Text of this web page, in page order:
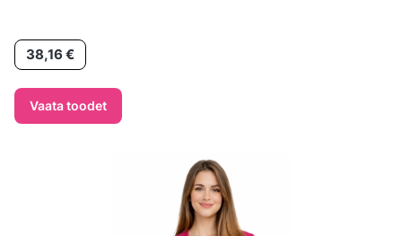
Hind
38,16 €
Vaata toodet